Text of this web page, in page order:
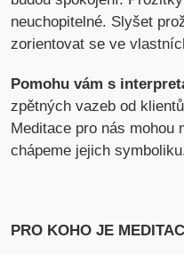
neuchopitelné. Slyšet
zorientovat se ve
Pomohu vám s
zpětných vazeb od
Meditace pro nás mohou
chápeme jejich
PRO KOHO JE